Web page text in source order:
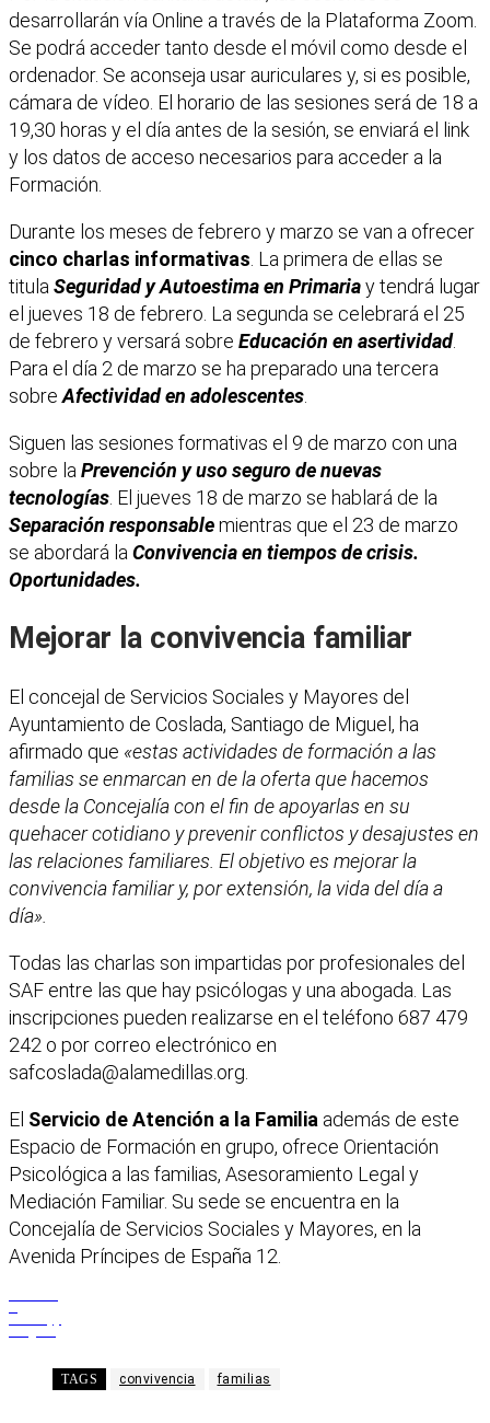
desarrollarán vía Online a través de la Plataforma Zoom.
Se podrá acceder tanto desde el móvil como desde el
ordenador. Se aconseja usar auriculares y, si es posible,
cámara de vídeo. El horario de las sesiones será de 18 a
19,30 horas y el día antes de la sesión, se enviará el link
y los datos de acceso necesarios para acceder a la
Formación.
Durante los meses de febrero y marzo se van a ofrecer
cinco charlas informativas. La primera de ellas se
titulaSeguridad y Autoestima en Primariay tendrá lugar
el jueves 18 de febrero. La segunda se celebrará el 25
de febrero y versará sobre Educación en asertividad.
Para el día 2 de marzo se ha preparado una tercera
sobreAfectividad en adolescentes.
Siguen las sesiones formativas el 9 de marzo con una
sobre laPrevención y uso seguro de nuevas
tecnologías. El jueves 18 de marzo se hablará de la
Separación responsablemientras que el 23 de marzo
se abordará laConvivencia en tiempos de crisis.
Oportunidades.
Mejorar la convivencia familiar
El concejal de Servicios Sociales y Mayores del
Ayuntamiento de Coslada, Santiago de Miguel, ha
afirmado que «estas actividades de formación a las
familias se enmarcan en de la oferta que hacemos
desde la Concejalía con el fin de apoyarlas en su
quehacer cotidiano y prevenir conflictos y desajustes en
las relaciones familiares. El objetivo es mejorar la
convivencia familiar y, por extensión, la vida del día a
día».
Todas las charlas son impartidas por profesionales del
SAF entre las que hay psicólogas y una abogada. Las
inscripciones pueden realizarse en el teléfono 687 479
242 o por correo electrónico en
safcoslada@alamedillas.org
El Servicio de Atención a la Familia además de este
Espacio de Formación en grupo, ofrece Orientación
Psicológica a las familias, Asesoramiento Legal y
Mediación Familiar. Su sede se encuentra en la
Concejalía de Servicios Sociales y Mayores, en la
Avenida Príncipes de España 12.
TAGS convivencia familias